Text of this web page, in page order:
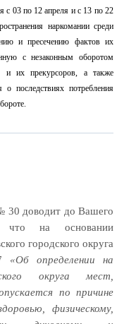
с 03 по 12 апреля и с 13 по 22
наркомании среди
и пресечению фактов их
с незаконным оборотом
и их прекурсоров, а также
последствиях потребления
доводит до Вашего
на основании
городского округа
«Об определении на
округа мест,
по причине
физическому,